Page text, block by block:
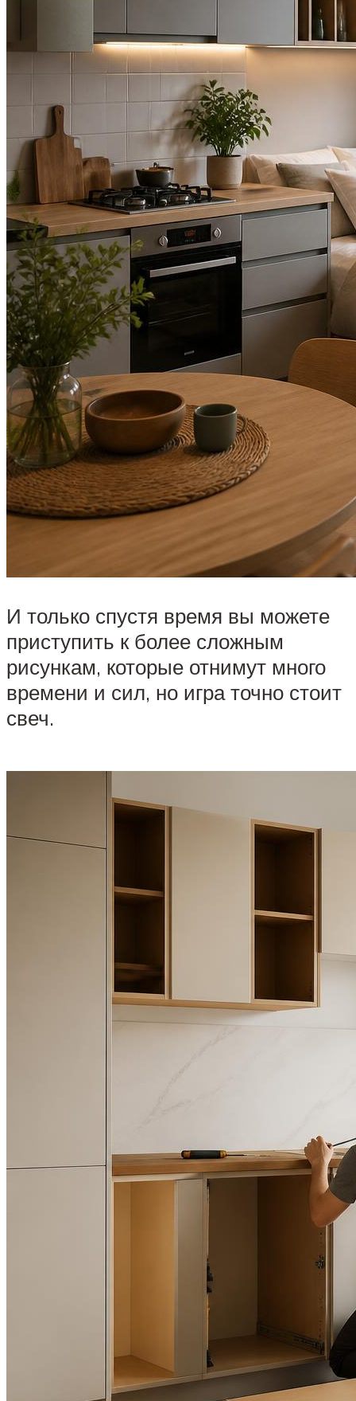
И только спустя время вы можете
приступить к более сложным
рисункам, которые отнимут много
времени и сил, но игра точно стоит
свеч.